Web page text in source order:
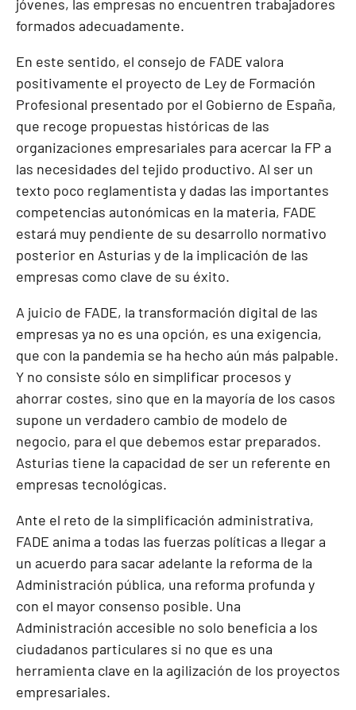
jóvenes, las empresas no encuentren trabajadores
formados adecuadamente.
En este sentido, el consejo de FADE valora
positivamente el proyecto de Ley de Formación
Profesional presentado por el Gobierno de España,
que recoge propuestas históricas de las
organizaciones empresariales para acercar la FP a
las necesidades del tejido productivo. Al ser un
texto poco reglamentista y dadas las importantes
competencias autonómicas en la materia, FADE
estará muy pendiente de su desarrollo normativo
posterior en Asturias y de la implicación de las
empresas como clave de su éxito.
A juicio de FADE, la transformación digital de las
empresas ya no es una opción, es una exigencia,
que con la pandemia se ha hecho aún más palpable.
Y no consiste sólo en simplificar procesos y
ahorrar costes, sino que en la mayoría de los casos
supone un verdadero cambio de modelo de
negocio, para el que debemos estar preparados.
Asturias tiene la capacidad de ser un referente en
empresas tecnológicas.
Ante el reto de la simplificación administrativa,
FADE anima a todas las fuerzas políticas a llegar a
un acuerdo para sacar adelante la reforma de la
Administración pública, una reforma profunda y
con el mayor consenso posible. Una
Administración accesible no solo beneficia a los
ciudadanos particulares si no que es una
herramienta clave en la agilización de los proyectos
empresariales.